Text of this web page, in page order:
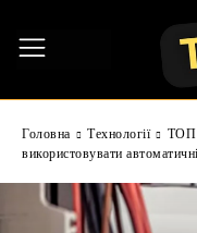
Головна Технології
ТОП
використовувати